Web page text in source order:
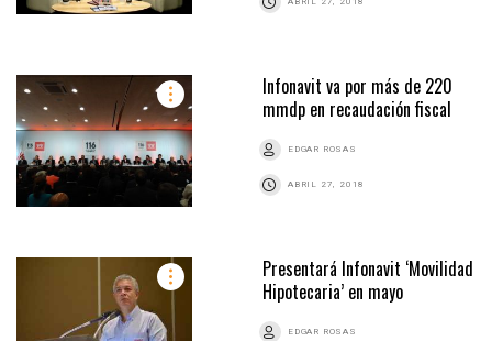
ABRIL 27, 2018
Infonavit va por más de 220
mmdp en recaudación fiscal
EDGAR ROSAS
ABRIL 27, 2018
Presentará Infonavit ‘Movilidad
Hipotecaria’ en mayo
EDGAR ROSAS